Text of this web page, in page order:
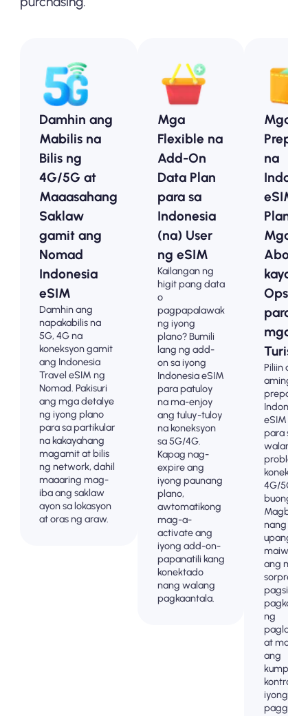
Damhin ang
Mabilis na
Bilis ng
4G/5G at
Maaasahang
Saklaw
gamit ang
Nomad
Indonesia
eSIM
Damhin ang
napakabilis na
5G, 4G na
koneksyon gamit
ang Indonesia
Travel eSIM ng
Nomad. Pakisuri
ang mga detalye
ng iyong plano
para sa partikular
na kakayahang
magamit at bilis
ng network, dahil
maaaring mag-
iba ang saklaw
ayon sa lokasyon
at oras ng araw.
Mga
Flexible na
Add-On
Data Plan
para sa
Indonesia
(na) User
ng eSIM
Kailangan ng
higit pang data
o
pagpapalawak
ng iyong
plano? Bumili
lang ng add-
on sa iyong
Indonesia eSIM
para patuloy
na ma-enjoy
ang tuluy-tuloy
na koneksyon
sa 5G/4G.
Kapag nag-
expire ang
iyong paunang
plano,
awtomatikong
mag-a-
activate ang
iyong add-on-
papanatili kang
konektado
nang walang
pagkaantala.
Mga
na
eSIM
Plan -
Mga
Abot-
kayang
para sa
mga
Turista
Piliin ang
aming
prepaid
Indonesia
eSIM plan
para sa
walang
4G/5G sa
buong .
nang
upang
ang mga
sorpresa
pagsingil
ng
at
ang
kontrol sa
iyong